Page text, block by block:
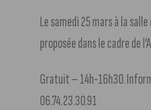
Le samedi 25 mars à la
proposée dans le cadre de
Gratuit – 14h-16h30.
06.74.23.30.91